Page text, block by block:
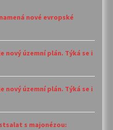
nové evropské
nový územní plán. Týká se i
nový územní plán. Týká se i
s majonézou: